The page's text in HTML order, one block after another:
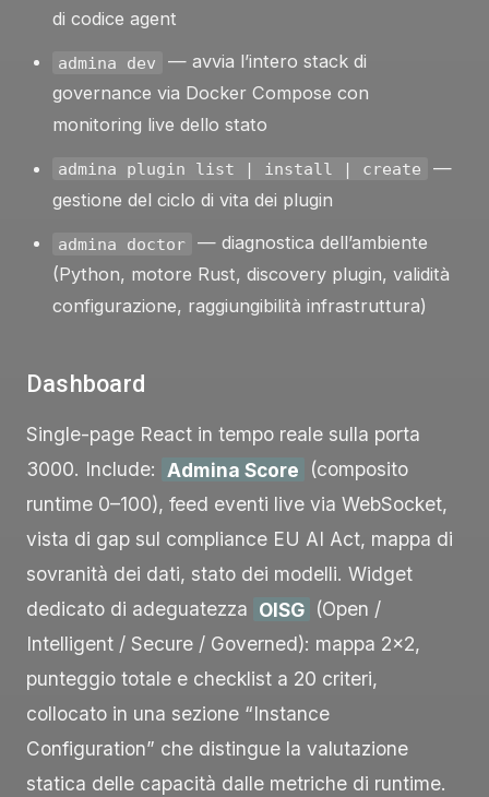
di codice agent
admina dev
— avvia l’intero stack di
governance via Docker Compose con
monitoring live dello stato
admina plugin list | install | create
—
gestione del ciclo di vita dei plugin
admina doctor
— diagnostica dell’ambiente
(Python, motore Rust, discovery plugin, validità
configurazione, raggiungibilità infrastruttura)
Dashboard
Single-page React in tempo reale sulla porta
3000. Include: Admina Score
(composito
runtime 0–100), feed eventi live via WebSocket,
vista di gap sul compliance EU AI Act, mappa di
sovranità dei dati, stato dei modelli. Widget
dedicato di adeguatezza OISG (Open /
Intelligent / Secure / Governed): mappa 2×2,
punteggio totale e checklist a 20 criteri,
collocato in una sezione “Instance
Configuration” che distingue la valutazione
statica delle capacità dalle metriche di runtime.